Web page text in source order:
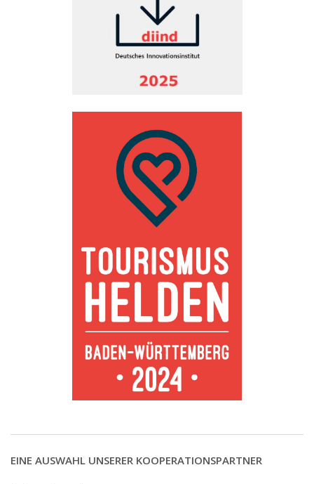
EINE AUSWAHL UNSERER KOOPERATIONSPARTNER